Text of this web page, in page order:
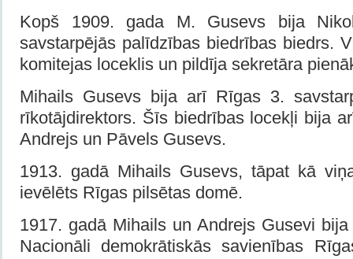
Kopš 1909. gada M. Gusevs bija
savstarpējās palīdzības biedrības biedrs.
komitejas loceklis un pildīja sekretāra
Mihails Gusevs bija arī Rīgas 3.
rīkotājdirektors. Šīs biedrības locekļi bija
Andrejs un Pāvels Gusevs.
1913. gadā Mihails Gusevs, tāpat kā
ievēlēts Rīgas pilsētas domē.
1917. gadā Mihails un Andrejs Gusevi
Nacionāli demokrātiskās savienības